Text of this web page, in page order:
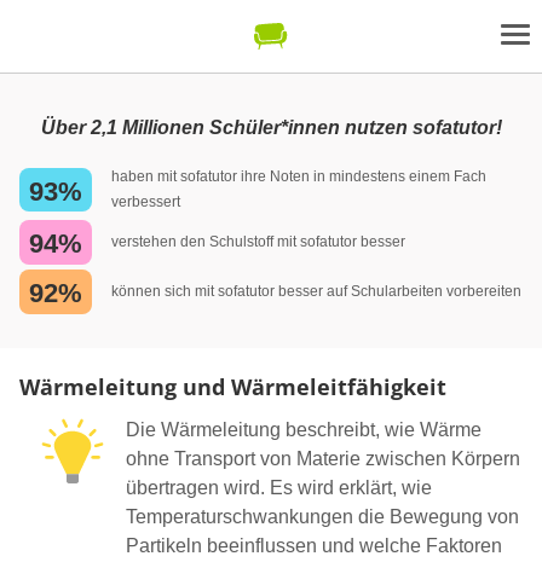
Über 2,1 Millionen Schüler*innen nutzen sofatutor!
93%
haben mit sofatutor ihre Noten in mindestens einem Fach
verbessert
94% verstehen den Schulstoff mit sofatutor besser
92% können sich mit sofatutor besser auf Schularbeiten vorbereiten
Wärmeleitung und Wärmeleitfähigkeit
Die Wärmeleitung beschreibt, wie Wärme
ohne Transport von Materie zwischen Körpern
übertragen wird. Es wird erklärt, wie
Temperaturschwankungen die Bewegung von
Partikeln beeinflussen und welche Faktoren